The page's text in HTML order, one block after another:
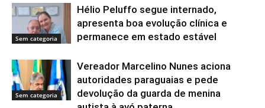
Sem categoria
Hélio Peluffo segue internado,
apresenta boa evolução clínica e
permanece em estado estável
Sem categoria
Vereador Marcelino Nunes aciona
autoridades paraguaias e pede
devolução da guarda de menina